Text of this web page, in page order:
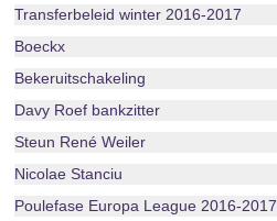
Transferbeleid winter 2016-2017
Boeckx
Bekeruitschakeling
Davy Roef bankzitter
Steun René Weiler
Nicolae Stanciu
Poulefase Europa League 2016-2017